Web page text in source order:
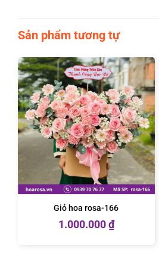
Sản phẩm tương tự
Giỏ hoa rosa-166
1.000.000₫